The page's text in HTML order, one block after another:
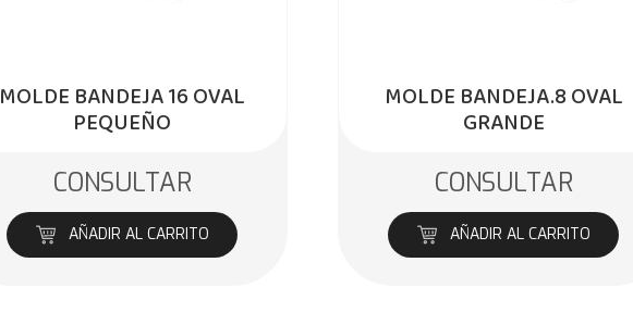
MOLDE BANDEJA 16 OVAL
PEQUEÑO
CONSULTAR
AÑADIR AL CARRITO
MOLDE BANDEJA.8 OVAL
GRANDE
CONSULTAR
AÑADIR AL CARRITO